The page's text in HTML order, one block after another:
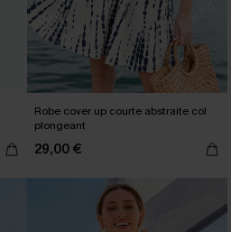
Robe cover up courte abstraite col
plongeant
29,00 €